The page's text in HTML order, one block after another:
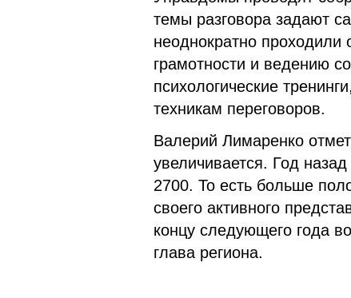
темы разговора задают
неоднократно
грамотности и ведению
психологические
техникам переговоров.
Валерий Лимаренко
увеличивается. Год
2700. То есть больше
своего активного
концу следующего года
глава региона.